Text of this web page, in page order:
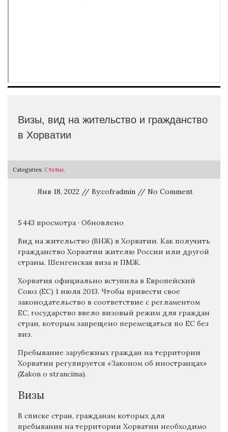
Визы, вид на жительство и гражданство
в Хорватии
Categories: Статьи.
Янв 18, 2022 // By:cofradmin // No Comment
5 443 просмотра · Обновлено
Вид на жительство (ВНЖ) в Хорватии. Как получить
гражданство Хорватии жителю России или другой
страны. Шенгенская виза и ПМЖ.
Хорватия официально вступила в Европейский
Союз (ЕС) 1 июля 2013. Чтобы привести свое
законодательство в соответствие с регламентом
ЕС, государство ввело визовый режим для граждан
стран, которым запрещено перемещаться по ЕС без
виз.
Пребывание зарубежных граждан на территории
Хорватии регулируется «Законом об иностранцах»
(Zakon o strancima).
Визы
В списке стран, гражданам которых для
пребывания на территории Хорватии необходимо